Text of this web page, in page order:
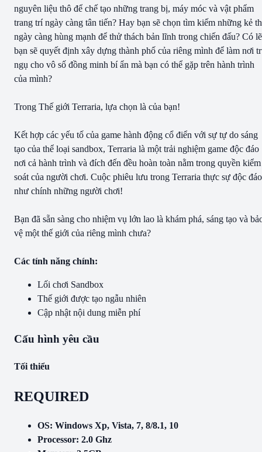
nguyên liệu thô để chế tạo những trang bị, máy móc và vật phẩm
trang trí ngày càng tân tiến? Hay bạn sẽ chọn tìm kiếm những kẻ
ngày càng hùng mạnh để thử thách bản lĩnh trong chiến đấu? Có lẽ
bạn sẽ quyết định xây dựng thành phố của riêng mình để làm nơi
ngụ cho vô số đồng minh bí ẩn mà bạn có thể gặp trên hành trình
của mình?
Trong Thế giới Terraria, lựa chọn là của bạn!
Kết hợp các yếu tố của game hành động cổ điển với sự tự do sáng
tạo của thể loại sandbox, Terraria là một trải nghiệm game độc đáo
nơi cả hành trình và đích đến đều hoàn toàn nằm trong quyền kiểm
soát của người chơi. Cuộc phiêu lưu trong Terraria thực sự độc đáo
như chính những người chơi!
Bạn đã sẵn sàng cho nhiệm vụ lớn lao là khám phá, sáng tạo và
vệ một thế giới của riêng mình chưa?
Các tính năng chính:
Lối chơi Sandbox
Thế giới được tạo ngẫu nhiên
Cập nhật nội dung miễn phí
Cấu hình yêu cầu
Tối thiểu
REQUIRED
OS: Windows Xp, Vista, 7, 8/8.1, 10
Processor: 2.0 Ghz